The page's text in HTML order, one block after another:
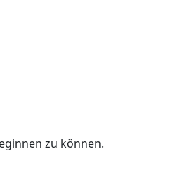
zu können.